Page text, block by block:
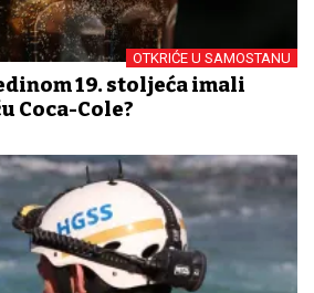
OTKRIĆE U SAMOSTANU
19. stoljeća imali
Coca-Cole?